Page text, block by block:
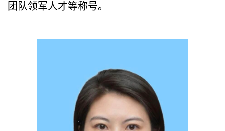
团队领军人才等称号。